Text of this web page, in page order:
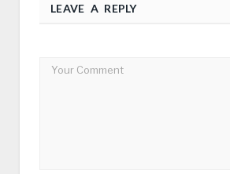
LEAVE A REPLY